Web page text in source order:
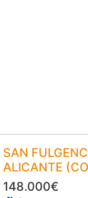
SAN
ALICANTE
148.000€